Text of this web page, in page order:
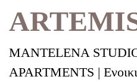
MANTELENA
APARTMENTS |